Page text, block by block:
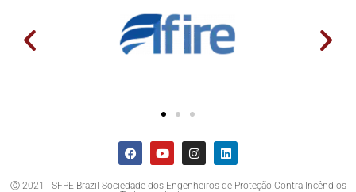
Ⓒ 2021 - SFPE Brazil Sociedade dos Engenheiros de Proteção Contra Incêndios